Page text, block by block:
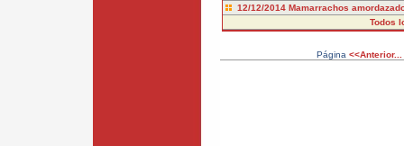
12/12/2014 Mamarrachos
Todos
Página <<Anterior...